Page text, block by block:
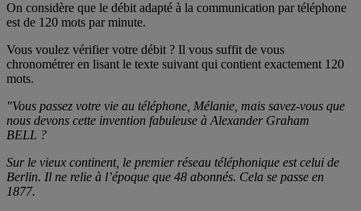
On considère que le débit adapté à la communication par téléphone
est de 120 mots par minute.
Vous voulez vérifier votre débit ? Il vous suffit de vous
chronométrer en lisant le texte suivant qui contient exactement 120
mots.
"Vous passez votre vie au téléphone, Mélanie, mais savez-vous que
nous devons cette invention fabuleuse à Alexander Graham
BELL ?
Sur le vieux continent, le premier réseau téléphonique est celui de
Berlin. Il ne relie à l’époque que 48 abonnés. Cela se passe en
1877.